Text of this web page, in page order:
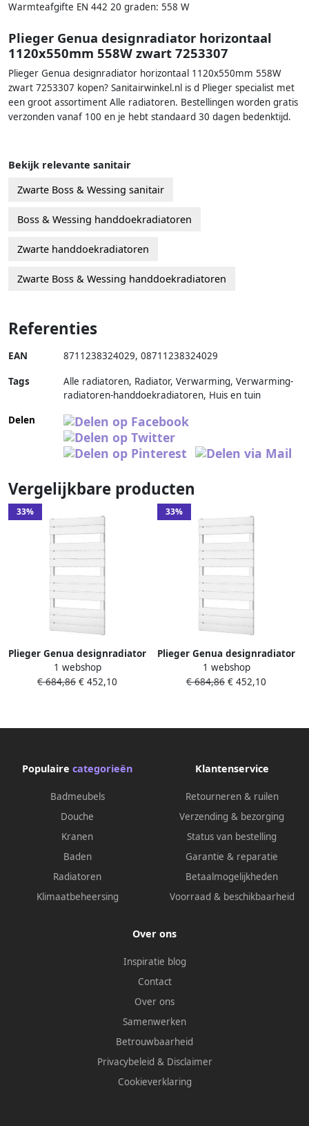
Warmteafgifte EN 442 20 graden: 558 W
Plieger Genua designradiator horizontaal
1120x550mm 558W zwart 7253307
Plieger Genua designradiator horizontaal 1120x550mm 558W
zwart 7253307 kopen? Sanitairwinkel.nl is d Plieger specialist met
een groot assortiment Alle radiatoren. Bestellingen worden gratis
verzonden vanaf 100 en je hebt standaard 30 dagen bedenktijd.
Bekijk relevante sanitair
Zwarte Boss & Wessing sanitair
Boss & Wessing handdoekradiatoren
Zwarte handdoekradiatoren
Zwarte Boss & Wessing handdoekradiatoren
Referenties
EAN 8711238324029, 08711238324029
Tags
Alle radiatoren, Radiator, Verwarming, Verwarming-
radiatoren-handdoekradiatoren, Huis en tuin
Delen
Vergelijkbare producten
33%
Plieger Genua designradiator
horizontaal 1120x550mm
558W wit structuur 7253297
1 webshop
€ 684,86 € 452,10
33%
Plieger Genua designradiator
horizontaal 1120x550mm
558W pergamon 7253299
1 webshop
€ 684,86 € 452,10
Populaire categorieën
Badmeubels
Douche
Kranen
Baden
Radiatoren
Klimaatbeheersing
Klantenservice
Retourneren & ruilen
Verzending & bezorging
Status van bestelling
Garantie & reparatie
Betaalmogelijkheden
Voorraad & beschikbaarheid
Over ons
Inspiratie blog
Contact
Over ons
Samenwerken
Betrouwbaarheid
Privacybeleid & Disclaimer
Cookieverklaring